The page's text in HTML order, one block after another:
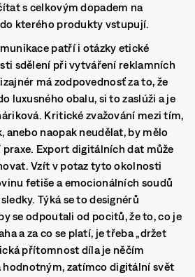
s celkovým dopadem na
kterého produkty vstupují.
patří i otázky etické
sdělení při vytváření reklamních
má zodpovednosť za to, že
luxusného obalu, si to zaslúži a je
Kritické zvažování mezi tím,
anebo naopak neudělat, by mělo
Export digitálních dat může
Vzít v potaz tyto okolnosti
fetiše a emocionálních soudů
Týká se to designérů
se odpoutali od pocitů, že to, co je
a za co se platí, je třeba „držet
přítomnost díla je něčím
zatímco digitální svět